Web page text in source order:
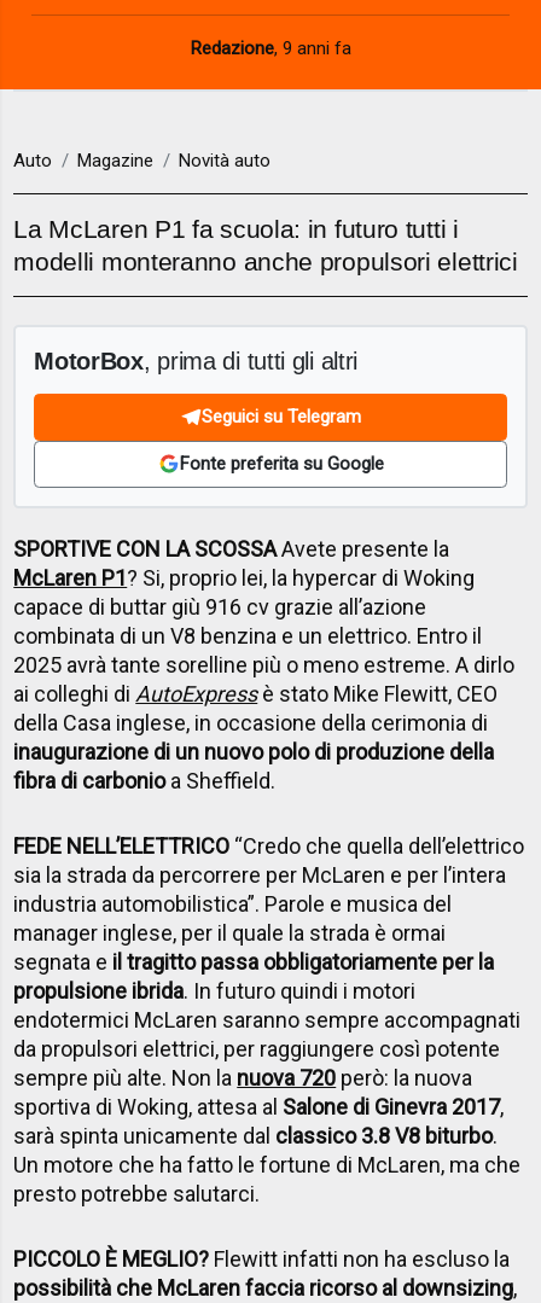
Redazione, 9 anni fa
Auto Magazine Novità auto
La McLaren P1 fa scuola: in futuro tutti i
modelli monteranno anche propulsori elettrici
MotorBox, prima di tutti gli altri
Seguici su Telegram
Fonte preferita su Google
SPORTIVE CON LA SCOSSAAvete presente la
McLaren P1? Si, proprio lei, la hypercar di Woking
capace di buttar giù 916 cv grazie all’azione
combinata di un V8 benzina e un elettrico. Entro il
2025 avrà tante sorelline più o meno estreme. A dirlo
ai colleghi diAutoExpressè stato Mike Flewitt, CEO
della Casa inglese, in occasione della cerimonia di
inaugurazione di un nuovo polo di produzione della
fibra di carbonioa Sheffield.
FEDE NELL’ELETTRICO “Credo che quella dell’elettrico
sia la strada da percorrere per McLaren e per l’intera
industria automobilistica”. Parole e musica del
manager inglese, per il quale la strada è ormai
segnata e il tragitto passa obbligatoriamente per la
propulsione ibrida. In futuro quindi i motori
endotermici McLaren saranno sempre accompagnati
da propulsori elettrici, per raggiungere così potente
sempre più alte. Non la nuova 720 però: la nuova
sportiva di Woking, attesa al Salone di Ginevra 2017,
sarà spinta unicamente dal classico 3.8 V8 biturbo.
Un motore che ha fatto le fortune di McLaren, ma che
presto potrebbe salutarci.
PICCOLO È MEGLIO? Flewitt infatti non ha escluso la
possibilità che McLaren faccia ricorso al downsizing,